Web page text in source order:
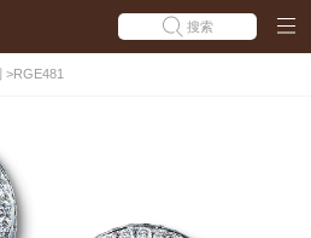
搜索
>RGE481